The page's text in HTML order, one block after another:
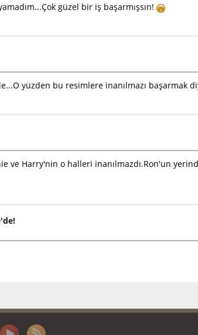
güzel bir iş başarmışsın!
yüzden bu resimlere inanılmazı başarmak
ve Harry'nin o halleri inanılmazdı.Ron'un